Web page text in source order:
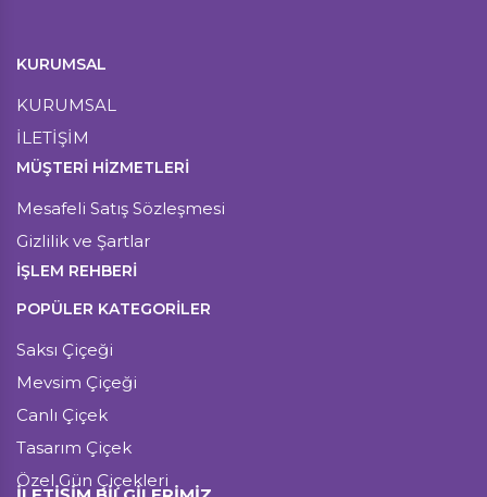
KURUMSAL
KURUMSAL
İLETİŞİM
MÜŞTERI HIZMETLERI
Mesafeli Satış Sözleşmesi
Gizlilik ve Şartlar
İŞLEM REHBERİ
POPÜLER KATEGORİLER
Saksı Çiçeği
Mevsim Çiçeği
Canlı Çiçek
Tasarım Çiçek
Özel Gün Çiçekleri